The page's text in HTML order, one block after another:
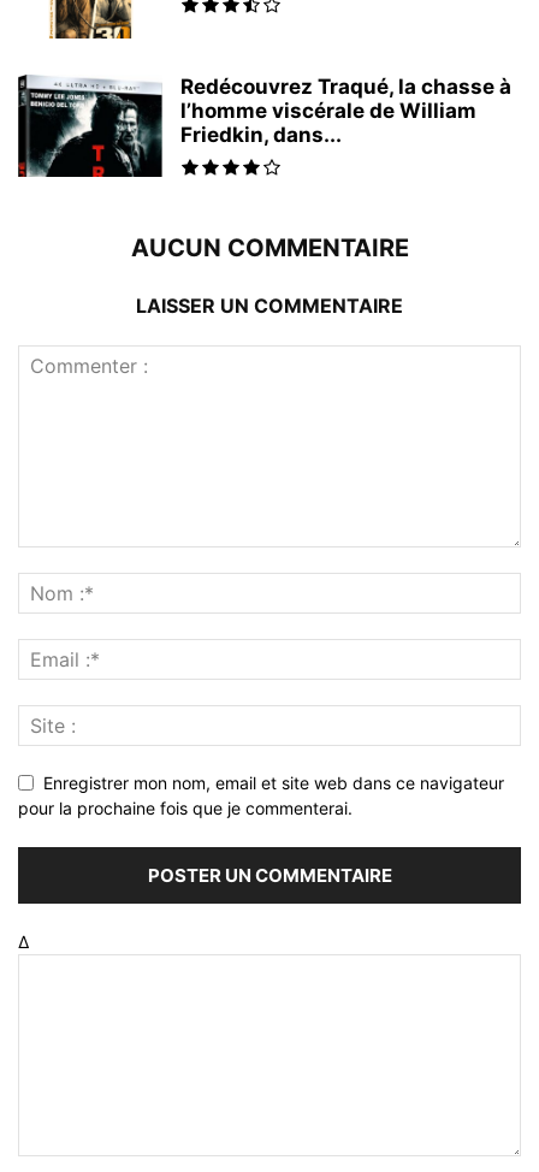
Redécouvrez Traqué, la chasse à
l’homme viscérale de William
Friedkin, dans...
AUCUN COMMENTAIRE
LAISSER UN COMMENTAIRE
Enregistrer mon nom, email et site web dans ce navigateur
pour la prochaine fois que je commenterai.
Δ